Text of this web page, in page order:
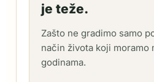
je teže.
Zašto ne gradimo samo
način života koji moramo
godinama.